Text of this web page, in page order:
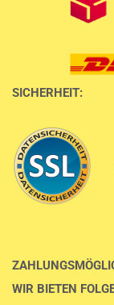
SICHERHEIT:
WIR BIETEN